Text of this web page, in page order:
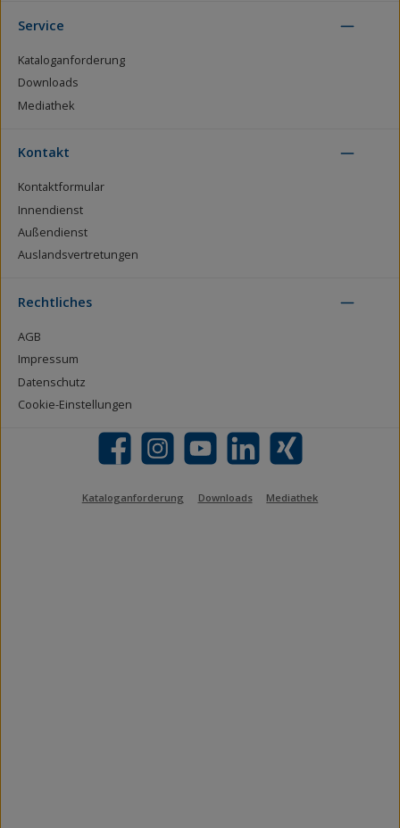
Service
Kataloganforderung
Downloads
Mediathek
Kontakt
Kontaktformular
Innendienst
Außendienst
Auslandsvertretungen
Rechtliches
AGB
Impressum
Datenschutz
Cookie-Einstellungen
Facebook Instagram YouTube LinkedIn Xing
Kataloganforderung Downloads Mediathek